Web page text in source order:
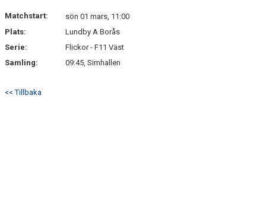
KONTAKT
Matchstart:
sön 01 mars, 11:00
Plats:
Lundby A Borås
Serie:
Flickor - F11 Väst
Samling:
09:45, Simhallen
<< Tillbaka